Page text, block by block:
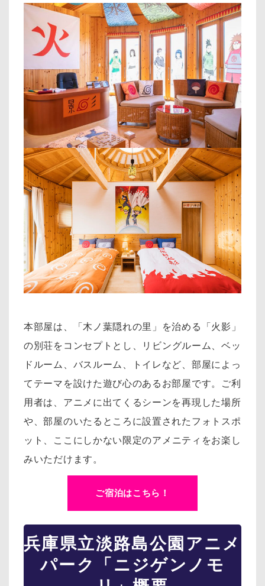
本部屋は、「木ノ葉隠れの里」を治める「火影」
の別荘をコンセプトとし、リ ビングルーム、ベッ
ドルーム、バスルーム、トイレなど、部屋によっ
てテーマを設けた遊び心のあるお部屋です。
ご利
用者は、アニメに出てくるシーンを再現した場所
や、部屋のいたるところに設置されたフォトスポ
ット、
ここにしかない限定のアメニティをお楽し
みいただけます。
ご宿泊はこちら！
兵庫県立淡路島公園アニメ
パーク「ニジゲンノモ